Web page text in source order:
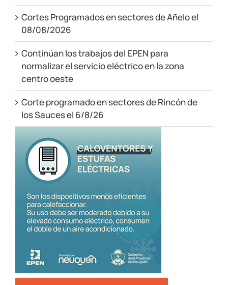
Cortes Programados en sectores de Añelo el
08/08/2026
Continúan los trabajos del EPEN para
normalizar el servicio eléctrico en la zona
centro oeste
Corte programado en sectores de Rincón de
los Sauces el 6/8/26